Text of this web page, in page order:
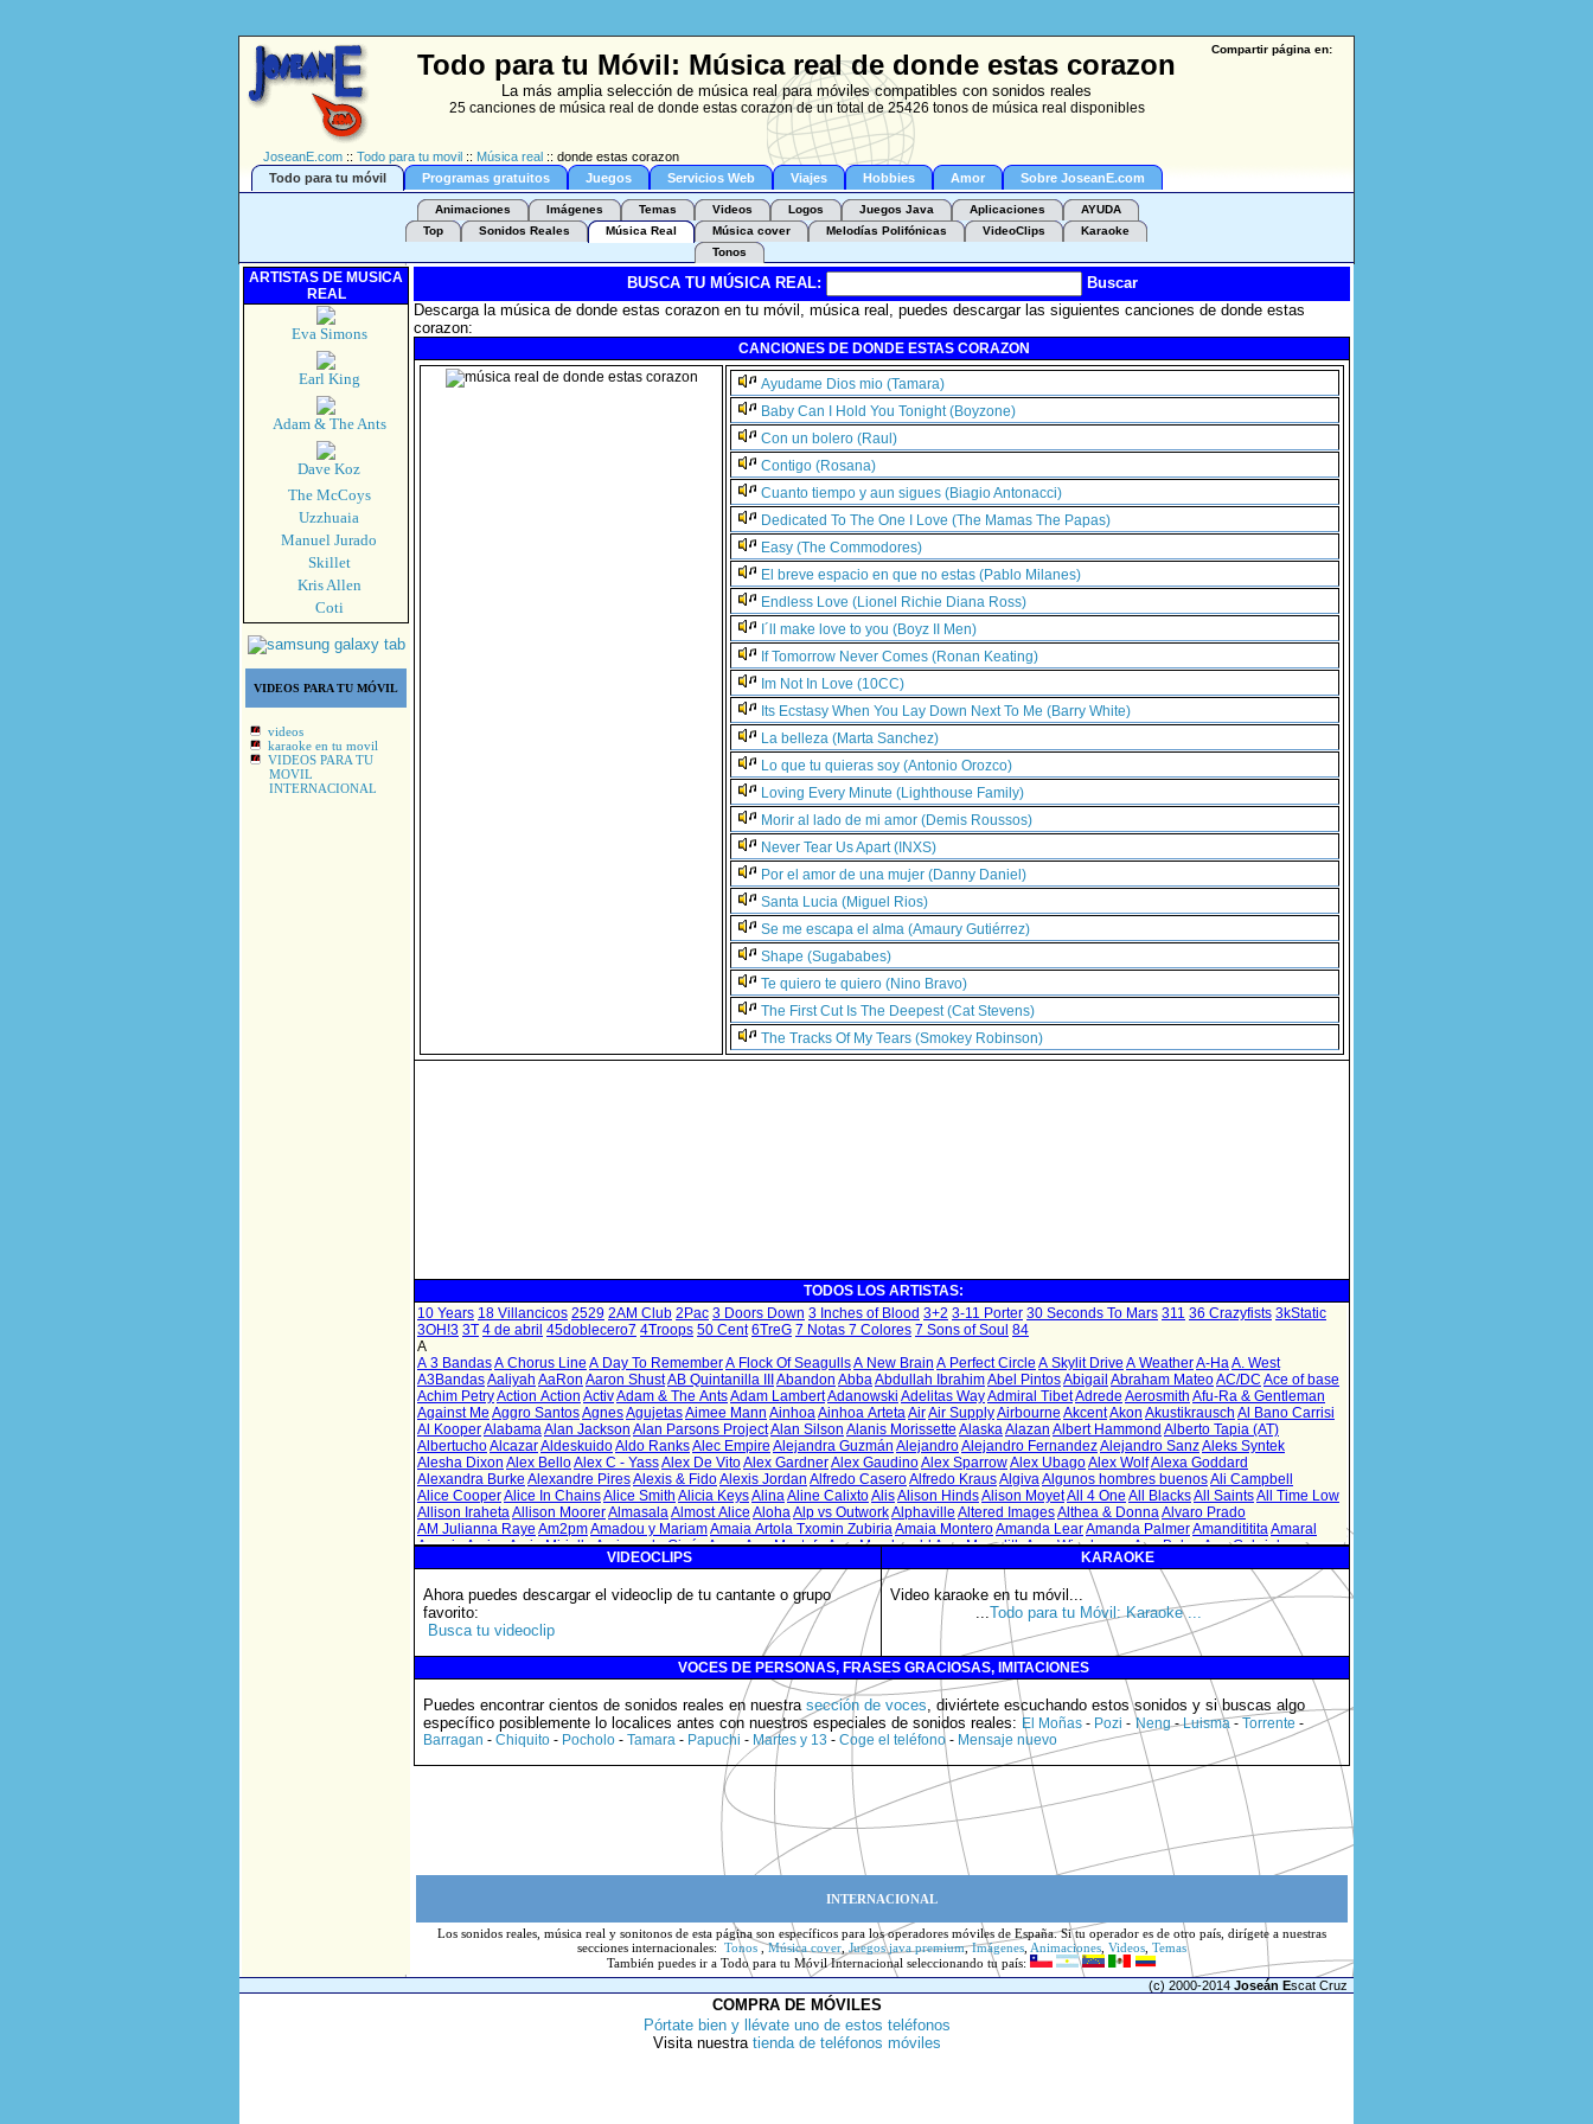
Todo para tu Móvil: Música real de donde estas corazon
La más amplia selección de música real para móviles compatibles con sonidos reales
25 canciones de música real de donde estas corazon de un total de 25426 tonos de música real disponibles
Compartir página en:
JoseanE.com :: Todo para tu movil :: Música real :: donde estas corazon
Todo para tu móvil
Programas gratuitos Juegos Servicios Web Viajes Hobbies Amor Sobre JoseanE.com
Animaciones Imágenes Temas Videos Logos Juegos Java Aplicaciones
AYUDA
Top
Sonidos Reales Música Real Música cover Melodías Polifónicas VideoClips
Karaoke
Tonos
ARTISTAS DE MUSICA
REAL
Eva Simons
Earl King
Adam & The Ants
Dave Koz
The McCoys
Uzzhuaia
Manuel Jurado
Skillet
Kris Allen
Coti
VIDEOS PARA TU MÓVIL
videos
karaoke en tu movil
VIDEOS PARA TU
MOVIL
INTERNACIONAL
BUSCA TU MÚSICA REAL:
Buscar
Descarga la música de donde estas corazon en tu móvil, música real, puedes descargar las siguientes canciones de donde estas
corazon:
CANCIONES DE DONDE ESTAS CORAZON
Ayudame Dios mio (Tamara)
Baby Can I Hold You Tonight (Boyzone)
Con un bolero (Raul)
Contigo (Rosana)
Cuanto tiempo y aun sigues (Biagio Antonacci)
Dedicated To The One I Love (The Mamas The Papas)
Easy (The Commodores)
El breve espacio en que no estas (Pablo Milanes)
Endless Love (Lionel Richie Diana Ross)
I´ll make love to you (Boyz II Men)
If Tomorrow Never Comes (Ronan Keating)
Im Not In Love (10CC)
Its Ecstasy When You Lay Down Next To Me (Barry White)
La belleza (Marta Sanchez)
Lo que tu quieras soy (Antonio Orozco)
Loving Every Minute (Lighthouse Family)
Morir al lado de mi amor (Demis Roussos)
Never Tear Us Apart (INXS)
Por el amor de una mujer (Danny Daniel)
Santa Lucia (Miguel Rios)
Se me escapa el alma (Amaury Gutiérrez)
Shape (Sugababes)
Te quiero te quiero (Nino Bravo)
The First Cut Is The Deepest (Cat Stevens)
The Tracks Of My Tears (Smokey Robinson)
TODOS LOS ARTISTAS:
VIDEOCLIPS KARAOKE
Ahora puedes descargar el videoclip de tu cantante o grupo
favorito:
Busca tu videoclip
Video karaoke en tu móvil ...
...Todo para tu Móvil: Karaoke ...
VOCES DE PERSONAS, FRASES GRACIOSAS, IMITACIONES
Puedes encontrar cientos de sonidos reales en nuestra sección de voces, diviértete escuchando estos sonidos y si buscas algo
específico posiblemente lo localices antes con nuestros especiales de sonidos reales: El Moñas - Pozi - Neng-Luisma- Torrente -
Barragan - Chiquito - Pocholo - Tamara - Papuchi - Martes y 13 - Coge el teléfono - Mensaje nuevo
INTERNACIONAL
Los sonidos reales, música real y sonitonos de esta página son específicos para los operadores móviles de España. Si tu operador es de otro país, dirígete a nuestras
secciones internacionales: Tonos,Música cover Juegos java premium,Imágenes Animaciones Videos Temas
También puedes ir a Todo para tu Móvil Internacional seleccionando tu país:
(c) 2000-2014 Joseán Escat Cruz
COMPRA DE MÓVILES
Pórtate bien y llévate uno de estos teléfonos
Visita nuestra tienda de teléfonos móviles